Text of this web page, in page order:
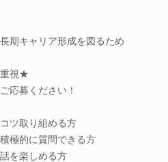
期キャリア形成を図るため
視★
応募ください！
ツ取り組める方
極的に質問できる方
を楽しめる方